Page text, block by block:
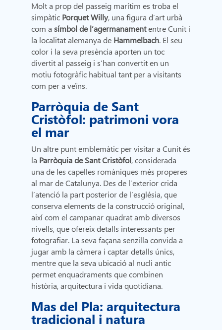
Molt a prop del passeig marítim es troba el
simpàtic Porquet Willy, una figura d’art urbà
com asímbol de l’agermanamententre Cunit i
la localitat alemanya de Hammelbach. El seu
color i la seva presència aporten un toc
divertit al passeig i s’han convertit en un
motiu fotogràfic habitual tant per a visitants
com per a veïns.
Parròquia de Sant
Cristòfol: patrimoni vora
el mar
Un altre punt emblemàtic per visitar a Cunit és
la Parròquia de Sant Cristòfol, considerada
una de les capelles romàniques més properes
al mar de Catalunya. Des de l’exterior crida
l’atenció la part posterior de l’església, que
conserva elements de la construcció original,
així com el campanar quadrat amb diversos
nivells, que ofereix detalls interessants per
fotografiar. La seva façana senzilla convida a
jugar amb la càmera i captar detalls únics,
mentre que la seva ubicació al nucli antic
permet enquadraments que combinen
història, arquitectura i vida quotidiana.
Mas del Pla: arquitectura
tradicional i natura